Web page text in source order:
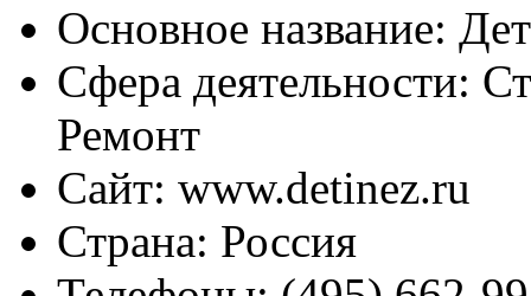
Основное название:
Сфера деятельности:
Ремонт
Сайт: www.detinez.ru
Страна: Россия